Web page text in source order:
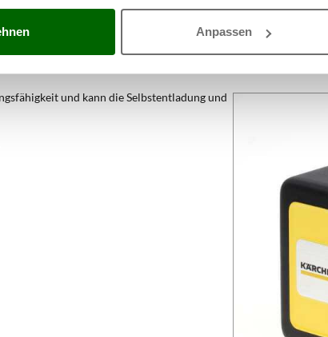
Anpassen
und kann die Selbstentladung und